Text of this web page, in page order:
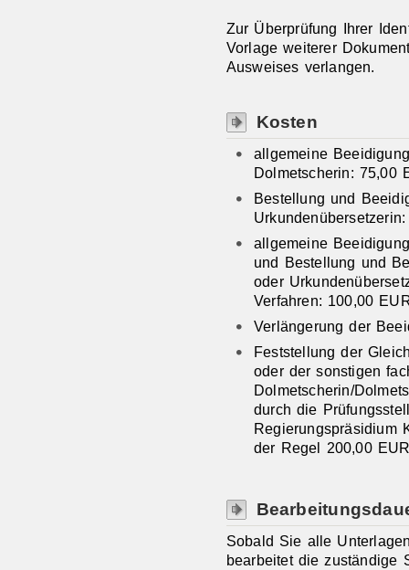
Zur Überprüfung Ihrer
Vorlage weiterer
Ausweises verlangen.
Kosten
allgemeine
Dolmetscherin: 75,00
Bestellung und
allgemeine
und Bestellung und
oder
Verfahren: 100,00
Verlängerung der
Feststellung der
oder der sonstigen
Dolmetscherin/
durch die
Regierungspräsidium
der Regel 200,00
Sobald Sie alle
bearbeitet die zuständige